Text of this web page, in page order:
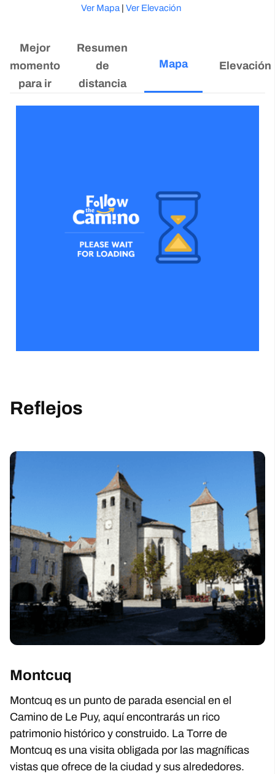
Ver Mapa | Ver Elevación
Mejor
momento
para ir
Resumen
de
distancia
Mapa Elevación
Reflejos
Montcuq
Montcuq es un punto de parada esencial en el
Camino de Le Puy, aquí encontrarás un rico
patrimonio histórico y construido. La Torre de
Montcuq es una visita obligada por las magníficas
vistas que ofrece de la ciudad y sus alrededores.